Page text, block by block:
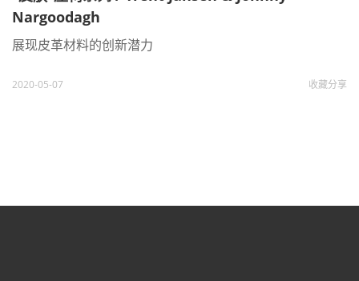
Nargoodagh
展现皮革材料的创新潜力
2020-05-07 收藏分享